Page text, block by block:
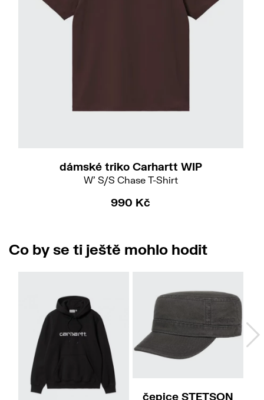
dámské triko Carhartt WIP
W' S/S Chase T-Shirt
990 Kč
Co by se ti ještě mohlo hodit
čepice STETSON